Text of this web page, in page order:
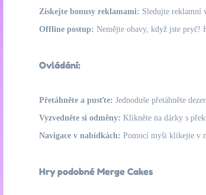
Získejte bonusy reklamami: Sledujte reklamní
Offline postup: Nemějte obavy, když jste pryč!
Ovládání:
Přetáhněte a pusťte: Jednoduše přetáhněte
Vyzvedněte si odměny: Klikněte na dárky s
Navigace v nabídkách: Pomocí myši klikejte v
Hry podobné Merge Cakes